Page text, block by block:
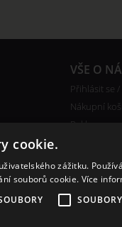
VŠE O
Přihlásit se
Nákupní
Reklamace
Certifikáty
cookie.
zážitku.
souborů cookie. Více